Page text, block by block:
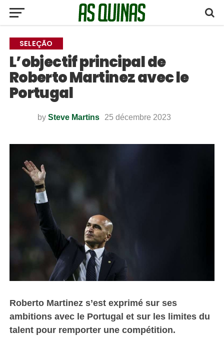
SELEÇÃO
L’objectif principal de
Roberto Martinez avec le
Portugal
by Steve Martins 25 décembre 2023
Roberto Martinez s’est exprimé sur ses
ambitions avec le Portugal et sur les limites du
talent pour remporter une compétition.